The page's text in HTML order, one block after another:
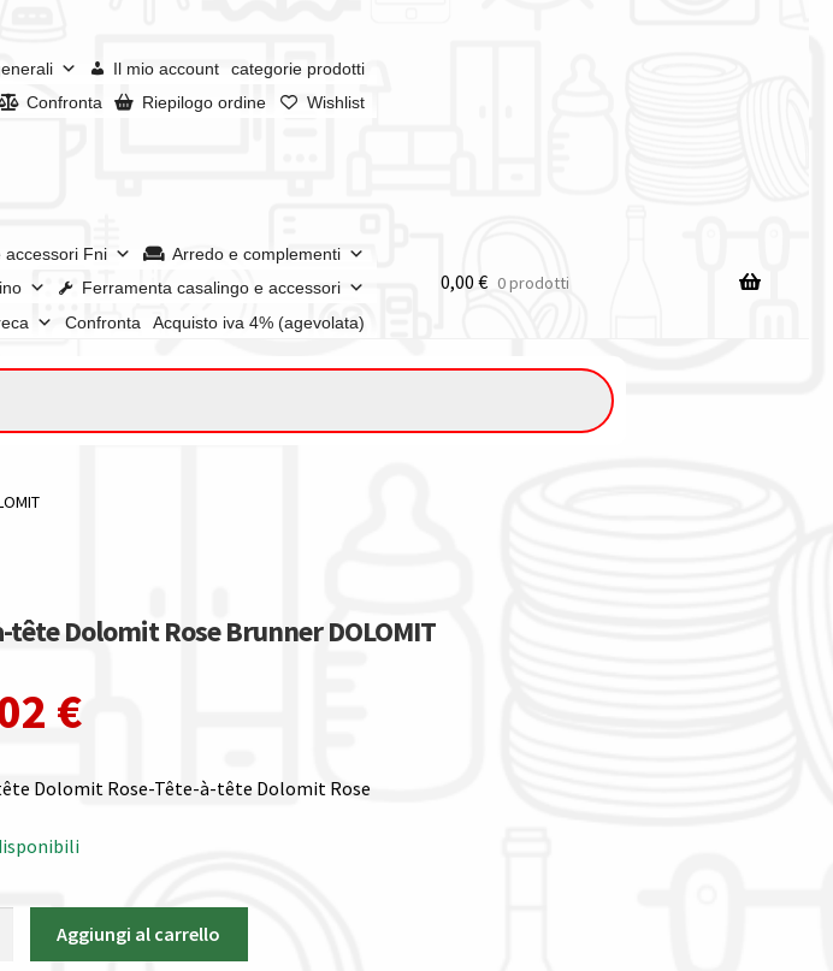
Il mio account
categorie prodotti
Confronta Riepilogo ordine Wishlist
accessori Fni
Arredo e complementi
Ferramenta casalingo e accessori
Confronta Acquisto iva 4% (agevolata)
nostri negoziRiepilogo ordine
Il mio account
0,00 € 0 prodotti
tête Dolomit Rose Brunner DOLOMIT
€
Dolomit Rose-Tête-à-tête Dolomit Rose
Aggiungi al carrello